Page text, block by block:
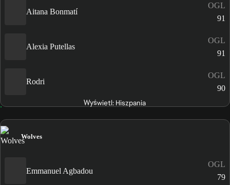
Aitana Bonmatí
OGL
91
Alexia Putellas
OGL
91
Rodri
OGL
90
Wyświetl: Hiszpania
Wolves
Emmanuel Agbadou
OGL
79